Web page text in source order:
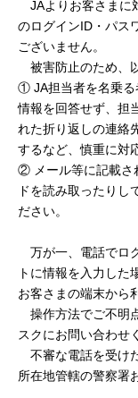
JAよりお客さまに
のログインID・パス
ございません。
被害防止のため、
① JA担当者を名乗
情報を回答せず、担
れた折り返しの連絡
するなど、慎重に対
② メール等に記載
ドを読み取ったりし
ださい。
万が一、電話でロ
トに情報を入力した
お客さまの端末から
操作方法でご不明
スクにお問い合わせ
不審な電話を受け
所在地管轄の警察署